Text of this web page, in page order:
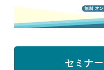
セミナ